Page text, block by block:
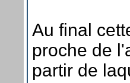
Au final
proche de
partir de